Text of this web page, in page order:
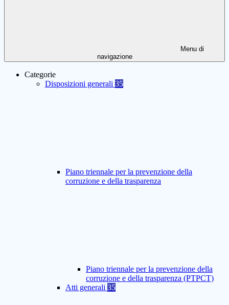
Menu di
navigazione
Categorie
Disposizioni generali 35
Piano triennale per la prevenzione della
corruzione e della trasparenza
Piano triennale per la prevenzione della
corruzione e della trasparenza (PTPCT)
Atti generali 35